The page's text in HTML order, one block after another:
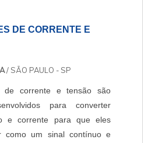
DE CORRENTE E
/ SÃO PAULO - SP
de corrente e tensão são
para converter
e corrente para que eles
como um sinal contínuo e